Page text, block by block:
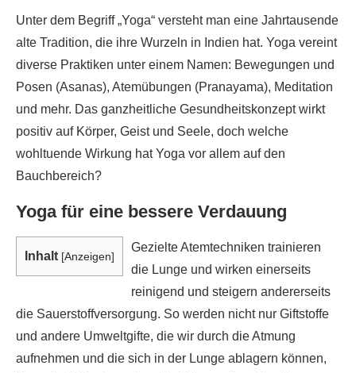
Unter dem Begriff „Yoga“ versteht man eine Jahrtausende
alte Tradition, die ihre Wurzeln in Indien hat. Yoga vereint
diverse Praktiken unter einem Namen: Bewegungen und
Posen (Asanas), Atemübungen (Pranayama), Meditation
und mehr. Das ganzheitliche Gesundheitskonzept wirkt
positiv auf Körper, Geist und Seele, doch welche
wohltuende Wirkung hat Yoga vor allem auf den
Bauchbereich?
Yoga für eine bessere Verdauung
Inhalt [Anzeigen]
Gezielte Atemtechniken trainieren
die Lunge und wirken einerseits
reinigend und steigern andererseits
die Sauerstoffversorgung. So werden nicht nur Giftstoffe
und andere Umweltgifte, die wir durch die Atmung
aufnehmen und die sich in der Lunge ablagern können,